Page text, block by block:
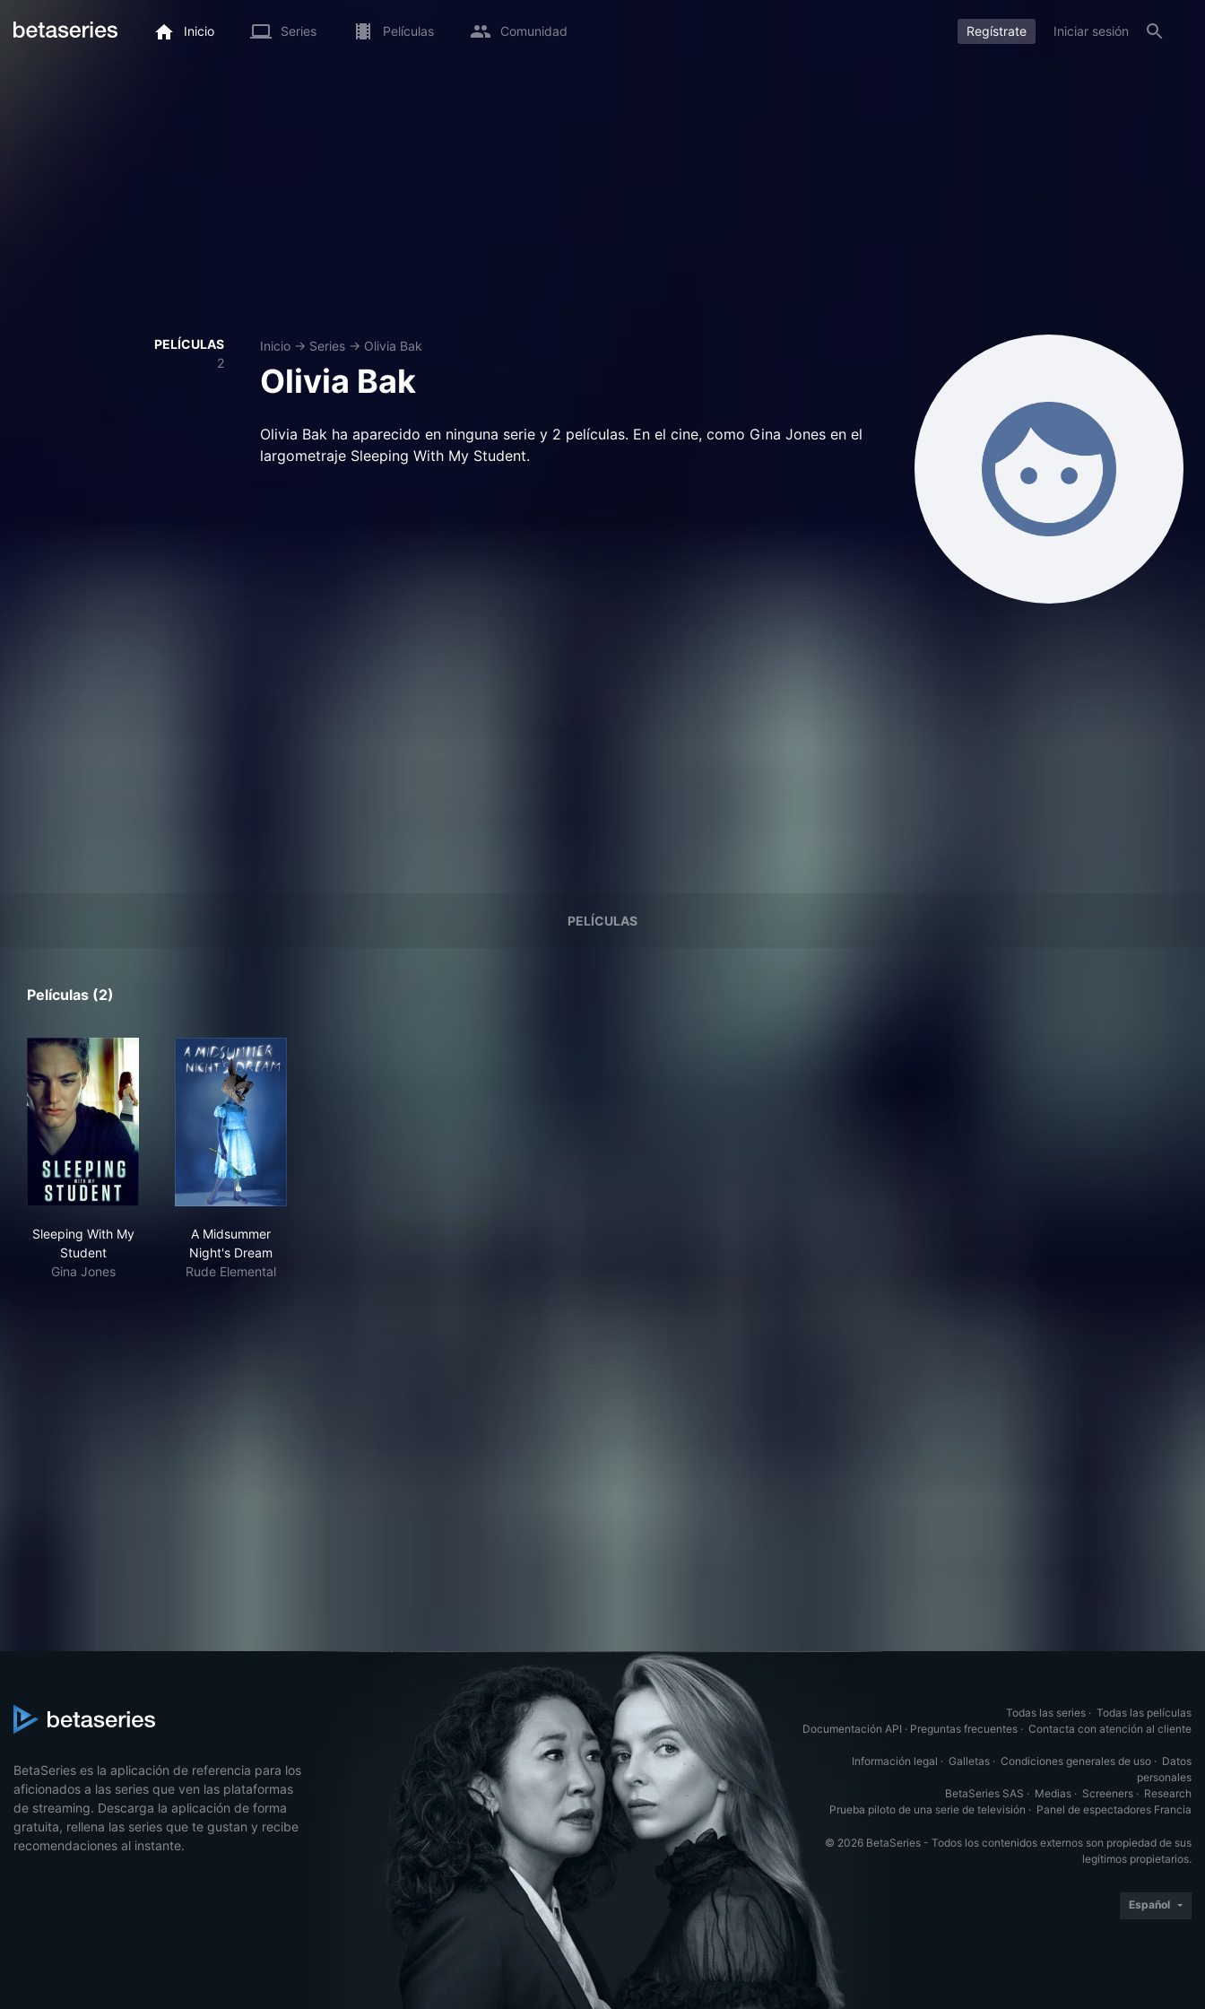
Inicio Series Películas Comunidad Regístrate Iniciar sesión
PELÍCULAS
2
Inicio → Series → Olivia Bak
Olivia Bak
Olivia Bak ha aparecido en ninguna serie y 2 películas. En el cine, como Gina Jones en el
largometraje Sleeping With My Student.
PELÍCULAS
Películas (2)
Sleeping With My
Student
Gina Jones
A Midsummer
Night's Dream
Rude Elemental
BetaSeries es la aplicación de referencia para los
aficionados a las series que ven las plataformas
de streaming. Descarga la aplicación de forma
gratuita, rellena las series que te gustan y recibe
recomendaciones al instante.
Todas las series · Todas las películas
Documentación API · Preguntas frecuentes · Contacta con atención al cliente
Información legal · Galletas · Condiciones generales de uso · Datos
personales
BetaSeries SAS · Medias · Screeners · Research
Prueba piloto de una serie de televisión · Panel de espectadores Francia
© 2026 BetaSeries - Todos los contenidos externos son propiedad de sus
legítimos propietarios.
Español